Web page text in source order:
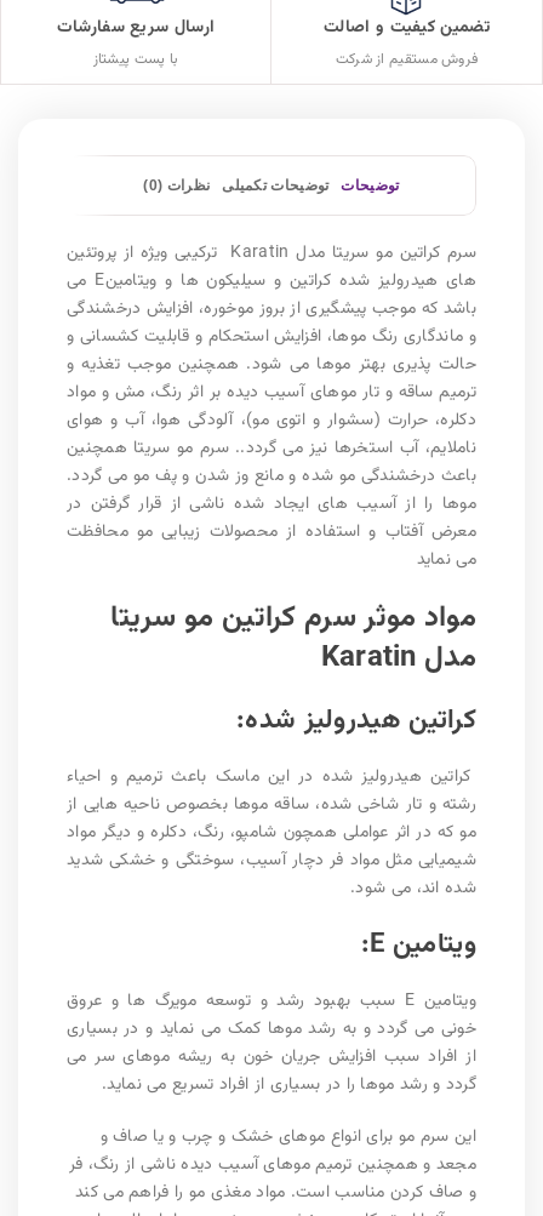
تضمین کیفیت و اصالت
فروش مستقیم از شرکت
ارسال سریع سفارشات
با پست پیشتاز
توضیحات توضیحات تکمیلی نظرات (0)
سرم کراتین مو سریتا مدل Karatin ترکیبی ویژه از پروتئین
های هیدرولیز شده کراتین و سیلیکون ها و ویتامینE می
باشد که موجب پیشگیری از بروز موخوره، افزایش درخشندگی
و ماندگاری رنگ موها، افزایش استحکام و قابلیت کشسانی و
حالت پذیری بهتر موها می شود. همچنین موجب تغذیه و
ترمیم ساقه و تار موهای آسیب دیده بر اثر رنگ، مش و مواد
دکلره، حرارت (سشوار و اتوی مو)، آلودگی هوا، آب و هوای
ناملایم، آب استخرها نیز می گردد.. سرم مو سریتا همچنین
باعث درخشندگی مو شده و مانع وز شدن و پف مو می گردد.
موها را از آسیب های ایجاد شده ناشی از قرار گرفتن در
معرض آفتاب و استفاده از محصولات زیبایی مو محافظت
می نماید
مواد موثر سرم کراتین مو سریتا
مدل Karatin
کراتین هیدرولیز شده:
کراتین هیدرولیز شده در این ماسک باعث ترمیم و احیاء
رشته و تار شاخی شده، ساقه موها بخصوص ناحیه هایی از
مو که در اثر عواملی همچون شامپو، رنگ، دکلره و دیگر مواد
شیمیایی مثل مواد فر دچار آسیب، سوختگی و خشکی شدید
شده اند، می شود.
ویتامین E:
ویتامین E سبب بهبود رشد و توسعه مویرگ ها و عروق
خونی می گردد و به رشد موها کمک می نماید و در بسیاری
از افراد سبب افزایش جریان خون به ریشه موهای سر می
گردد و رشد موها را در بسیاری از افراد تسریع می نماید.
این سرم مو برای انواع موهای خشک و چرب و یا صاف و
مجعد و همچنین ترمیم موهای آسیب دیده ناشی از رنگ، فر
و صاف کردن مناسب است. مواد مغذی مو را فراهم می کند